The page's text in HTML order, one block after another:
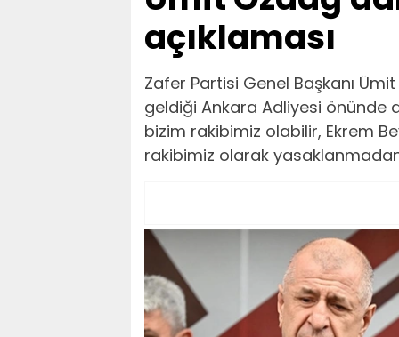
açıklaması
Zafer Partisi Genel Başkanı
geldiği Ankara Adliyesi önünde
bizim rakibimiz olabilir, Ekrem
rakibimiz olarak